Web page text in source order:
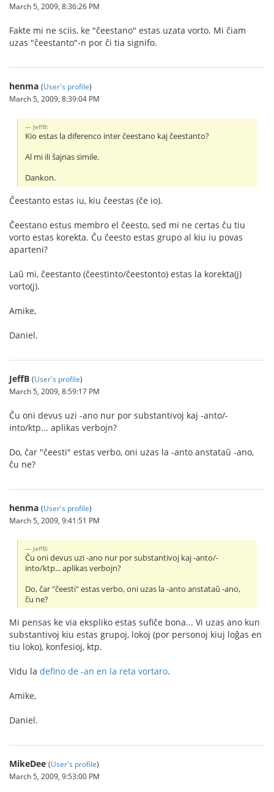
March 5, 2009, 8:36:26 PM
Fakte mi ne sciis, ke "ĉeestano" estas uzata vorto. Mi ĉiam
uzas "ĉeestanto"-n por ĉi tia signifo.
henma (User's profile)
March 5, 2009, 8:39:04 PM
JeffB:
Kio estas la diferenco inter ĉeestano kaj ĉeestanto?
Al mi ili ŝajnas simile.
Dankon.
Ĉeestanto estas iu, kiu ĉeestas (ĉe io).
Ĉeestano estus membro el ĉeesto, sed mi ne certas ĉu tiu
vorto estas korekta. Ĉu ĉeesto estas grupo al kiu iu povas
aparteni?
Laŭ mi, ĉeestanto (ĉeestinto/ĉeestonto) estas la korekta(j)
vorto(j).
Amike,
Daniel.
JeffB (User's profile)
March 5, 2009, 8:59:17 PM
Ĉu oni devus uzi -ano nur por substantivoj kaj -anto/-
into/ktp... aplikas verbojn?
Do, ĉar "ĉeesti" estas verbo, oni uzas la -anto anstataŭ -ano,
ĉu ne?
henma (User's profile)
March 5, 2009, 9:41:51 PM
JeffB:
Ĉu oni devus uzi -ano nur por substantivoj kaj -anto/-
into/ktp... aplikas verbojn?
Do, ĉar "ĉeesti" estas verbo, oni uzas la -anto anstataŭ -ano,
ĉu ne?
Mi pensas ke via ekspliko estas sufiĉe bona... Vi uzas ano kun
substantivoj kiu estas grupoj, lokoj (por personoj kiuj loĝas en
tiu loko), konfesioj, ktp.
Vidu la defino de -an en la reta vortaro.
Amike,
Daniel.
MikeDee (User's profile)
March 5, 2009, 9:53:00 PM